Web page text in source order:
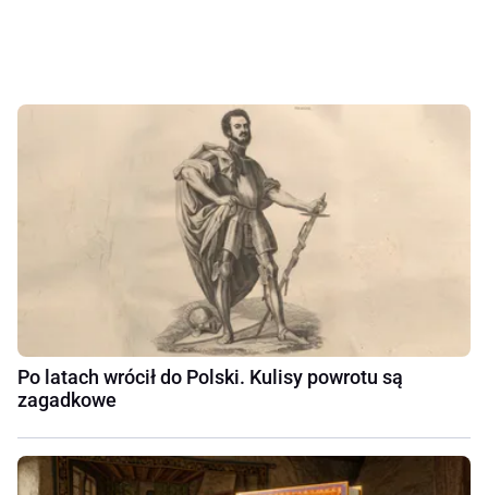
Po latach wrócił do Polski. Kulisy powrotu są
zagadkowe